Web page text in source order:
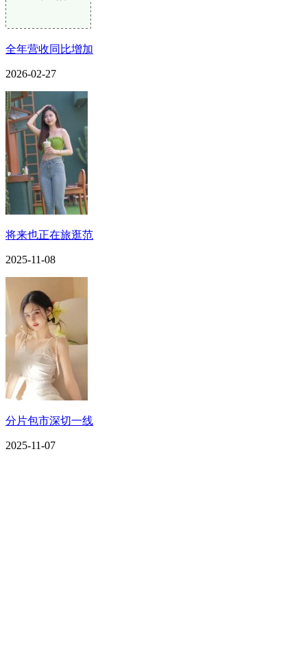
全年营收同比增加
2026-02-27
将来也正在旅逛范
2025-11-08
分片包市深切一线
2025-11-07